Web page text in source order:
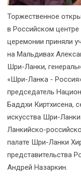
Торжественное
в Российском
церемонии приняли
на Мальдивах
Шри-Ланки,
«Шри-Ланка -
председатель
Баддхи Киртхисена,
искусства Шри-
Ланкийско-
палате Шри-Ланки
представительства
Андрей Назаркин.